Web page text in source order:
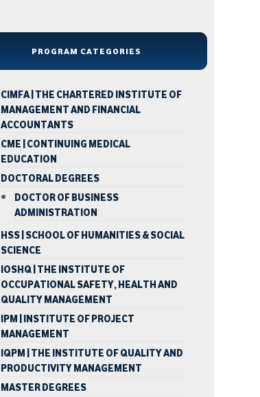
PROGRAM CATEGORIES
CIMFA | THE CHARTERED INSTITUTE OF
MANAGEMENT AND FINANCIAL
ACCOUNTANTS
CME | CONTINUING MEDICAL
EDUCATION
DOCTORAL DEGREES
DOCTOR OF BUSINESS
ADMINISTRATION
HSS | SCHOOL OF HUMANITIES & SOCIAL
SCIENCE
IOSHQ | THE INSTITUTE OF
OCCUPATIONAL SAFETY, HEALTH AND
QUALITY MANAGEMENT
IPM | INSTITUTE OF PROJECT
MANAGEMENT
IQPM | THE INSTITUTE OF QUALITY AND
PRODUCTIVITY MANAGEMENT
MASTER DEGREES